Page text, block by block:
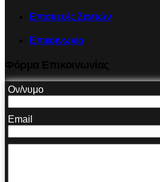
Επισκευές Ζαντών
Επικοινωνία
Ον/νυμο
Email